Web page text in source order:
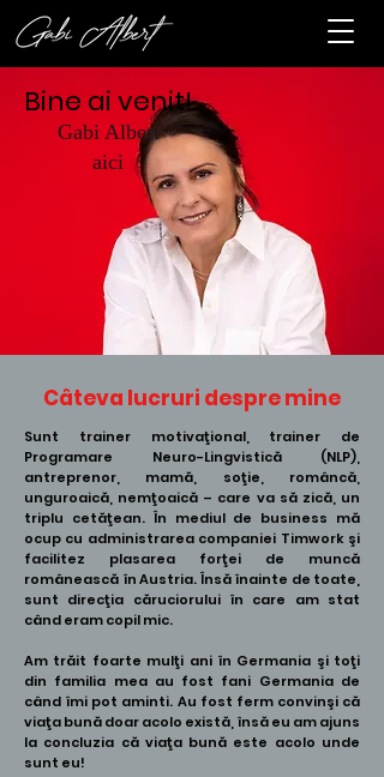
Bine ai venit!
Gabi Albert
aici
Câteva lucruri despre mine
Sunt trainer motivaţional, trainer de
Programare Neuro-Lingvistică (NLP),
antreprenor, mamă, soţie, româncă,
unguroaică, nemţoaică – care va să zică, un
triplu cetăţean. În mediul de business mă
ocup cu administrarea companiei Timwork şi
facilitez plasarea forţei de muncă
românească în Austria. Însă înainte de toate,
sunt direcţia căruciorului în care am stat
când eram copil mic.
Am trăit foarte mulţi ani în Germania şi toţi
din familia mea au fost fani Germania de
când îmi pot aminti. Au fost ferm convinşi că
viaţa bună doar acolo există, însă eu am ajuns
la concluzia că viaţa bună este acolo unde
sunt eu!